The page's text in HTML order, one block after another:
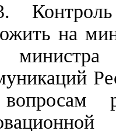
на
министра